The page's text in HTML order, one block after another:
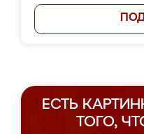
ЕСТЬ
ТОГО,